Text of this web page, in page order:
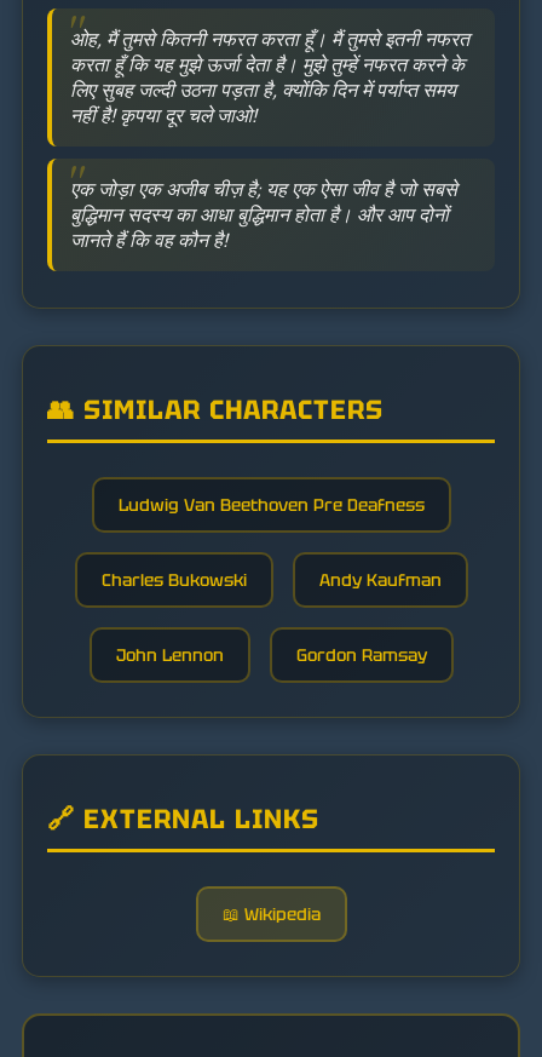
ओह, मैं तुमसे कितनी नफरत करता हूँ। मैं तुमसे इतनी नफरत
करता हूँ कि यह मुझे ऊर्जा देता है। मुझे तुम्हें नफरत करने के
लिए सुबह जल्दी उठना पड़ता है, क्योंकि दिन में पर्याप्त समय
नहीं है! कृपया दूर चले जाओ!
एक जोड़ा एक अजीब चीज़ है; यह एक ऐसा जीव है जो सबसे
बुद्धिमान सदस्य का आधा बुद्धिमान होता है। और आप दोनों
जानते हैं कि वह कौन है!
👥 SIMILAR CHARACTERS
Ludwig Van Beethoven Pre Deafness
Charles Bukowski Andy Kaufman
John Lennon Gordon Ramsay
🔗 EXTERNAL LINKS
📖 Wikipedia